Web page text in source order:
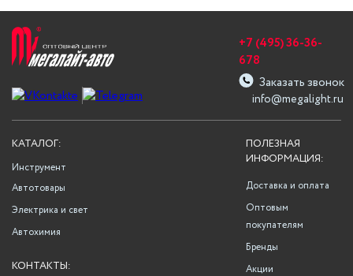
info@megalight.ru
+7 (495) 36-36-
678
Заказать звонок
ПОЛЕЗНАЯ
ИНФОРМАЦИЯ:
Доставка и оплата
Оптовым
покупателям
Бренды
Акции
КАТАЛОГ:
Инструмент
Автотовары
Электрика и свет
Автохимия
КОНТАКТЫ: